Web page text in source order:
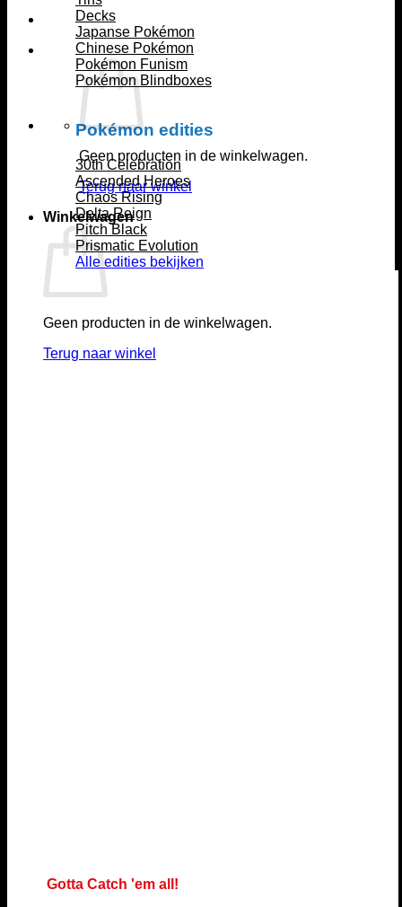
Geen producten in de winkelwagen.
Terug naar winkel
Winkelwagen
Geen producten in de winkelwagen.
Terug naar winkel
Decks
Japanse Pokémon
Chinese Pokémon
Pokémon Funism
Pokémon Blindboxes
Pokémon edities
30th Celebration
Ascended Heroes
Chaos Rising
Delta Reign
Pitch Black
Prismatic Evolution
Alle edities bekijken
Gotta Catch 'em all!